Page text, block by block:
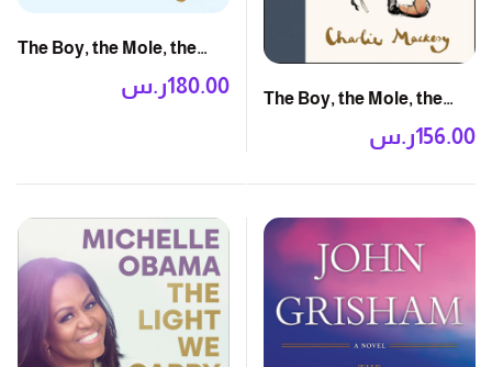
The Boy, the Mole, the
ر.س156.00
The Boy, the Mole, the
Fox and the Horse: The
Animated Story
ر.س180.00